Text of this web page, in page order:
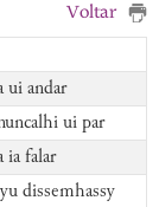
Voltar
ui andar
ui par
ia falar
dissemhassy